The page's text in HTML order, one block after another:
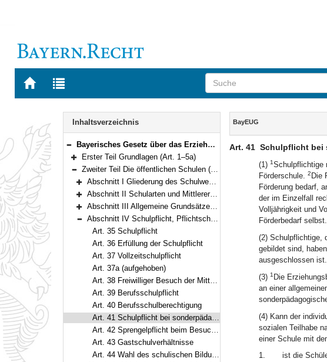
Zur
BAYERN.RECHT
Zur
letzten
Navigation
Inhaltsverzeichnis
Bereich reduzieren
Bayerisches Gesetz über das Erziehungs- und Unterrichtswesen (BayEUG) in der Fassung der Bekanntmachung vom 31. Mai 2000 (GVBl. S. 414, 632) BayRS 2230-1-1-K (Art. 1–125)
Bereich erweitern
Erster Teil Grundlagen (Art. 1–5a)
Bereich reduzieren
Zweiter Teil Die öffentlichen Schulen (Art. 6–89)
Bereich erweitern
Abschnitt I Gliederung des Schulwesens (Art. 6)
Bereich erweitern
Abschnitt II Schularten und Mittlerer Schulabschluss (Art. 7–25)
Bereich erweitern
Abschnitt III Allgemeine Grundsätze, besondere Regelungen für Pflichtschulen (Art. 26–34)
Bereich reduzieren
Abschnitt IV Schulpflicht, Pflichtschulen, Sprengelpflicht, Gastschulverhältnisse, Wahl des schulischen Bildungswegs (Art. 35–44)
Art. 35 Schulpflicht
Art. 36 Erfüllung der Schulpflicht
Art. 37 Vollzeitschulpflicht
Art. 37a (aufgehoben)
Art. 38 Freiwilliger Besuch der Mittelschule
Art. 39 Berufsschulpflicht
Art. 40 Berufsschulberechtigung
Art. 41 Schulpflicht bei sonderpädagogischem Förderbedarf oder längerfristiger Erkrankung
Art. 42 Sprengelpflicht beim Besuch öffentlicher Pflichtschulen
Art. 43 Gastschulverhältnisse
Art. 44 Wahl des schulischen Bildungswegs
Inhalt
BayEUG
Art. 41 Schulpflicht bei
(1) 1Schulpflichtige
Förderschule. 2 Die
Förderung bedarf,
der im Einzelfall
Volljährigkeit und
Förderbedarf selbst.
(2) Schulpflichtige,
gebildet sind,
ausgeschlossen ist.
(3) 1 Die
an einer
(4) Kann der
sozialen Teilhabe
einer Schule mit
1.
ist die